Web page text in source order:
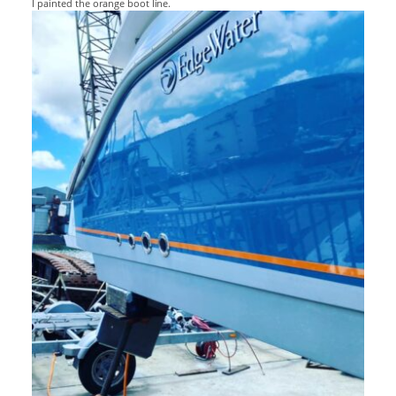
Access
アクセスマップ
Contact us
お問い合わせ
Links
リンク
I painted the orange boot line.